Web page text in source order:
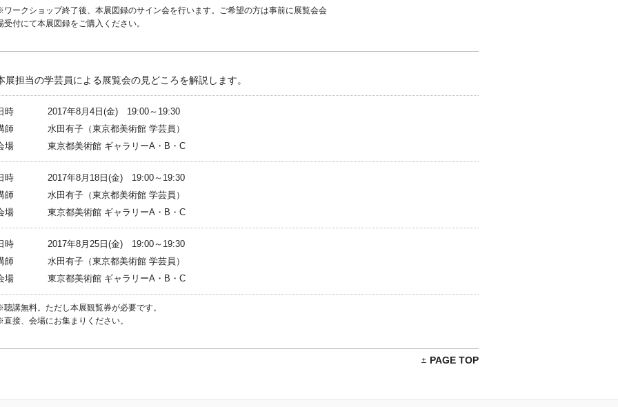
ークショップ終了後、本展図録のサイン会を行います。ご希望の方は事前に展覧会会
受付にて本展図録をご購入ください。
展担当の学芸員による展覧会の見どころを解説します。
時
2017年8月4日(金) 19:00～19:30
師
水田有子（東京都美術館 学芸員）
場
東京都美術館 ギャラリーA・B・C
時
2017年8月18日(金) 19:00～19:30
師
水田有子（東京都美術館 学芸員）
場
東京都美術館 ギャラリーA・B・C
時
2017年8月25日(金) 19:00～19:30
師
水田有子（東京都美術館 学芸員）
場
東京都美術館 ギャラリーA・B・C
講無料。ただし本展観覧券が必要です。
接、会場にお集まりください。
PAGE TOP